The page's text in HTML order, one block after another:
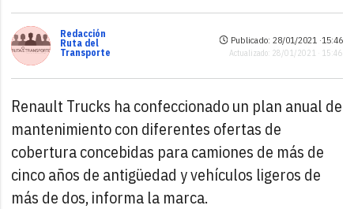
Redacción
Ruta del
Transporte
Publicado: 28/01/2021 ·15:46
Actualizado: 28/01/2021 · 15:46
Renault Trucks ha confeccionado un plan anual de
mantenimiento con diferentes ofertas de
cobertura concebidas para camiones de más de
cinco años de antigüedad y vehículos ligeros de
más de dos, informa la marca.